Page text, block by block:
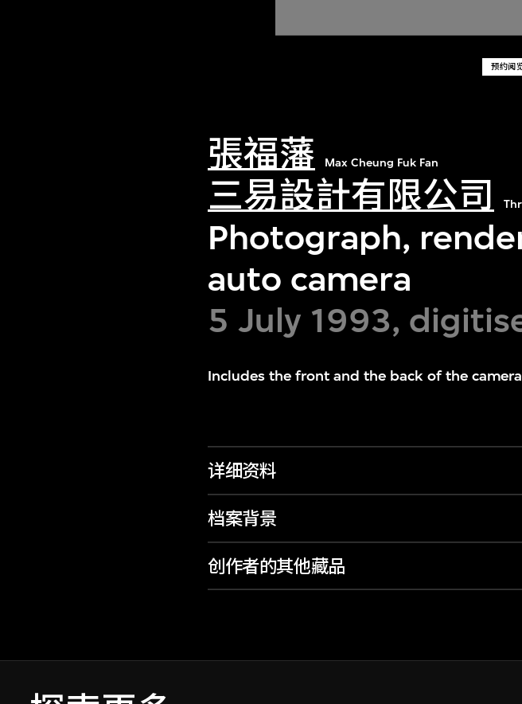
预约阅
張福藩 Max Cheung Fuk Fan
三易設計有限公司
Photograph,
auto camera
5 July 1993,
Includes the front and the back of the
详细资料
档案背景
创作者的其他藏品